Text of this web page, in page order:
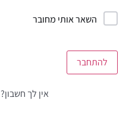
השאר אותי מחובר
להתחבר
אין לך חשבון?